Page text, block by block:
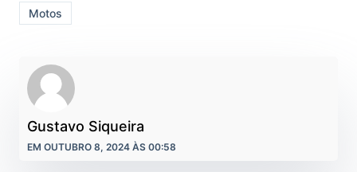
Motos
Gustavo Siqueira
EM OUTUBRO 8, 2024 ÀS 00:58